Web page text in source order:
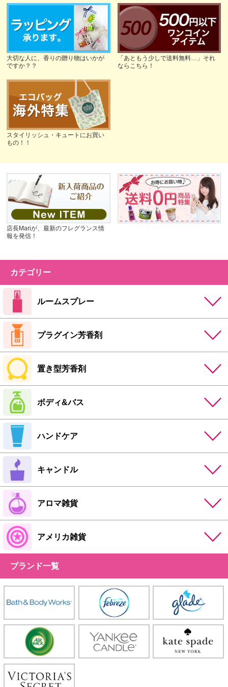
大切な人に、香りの贈り物はいかが
ですか？？
「あともう少しで送料無料…」それ
ならこちら！
スタイリッシュ・キュートにお買い
もの！！
店長Mariが、最新のフレグランス情
報を発信！
カテゴリー
ルームスプレー
プラグイン芳香剤
置き型芳香剤
ボディ&バス
ハンドケア
キャンドル
アロマ雑貨
アメリカ雑貨
ブランド一覧